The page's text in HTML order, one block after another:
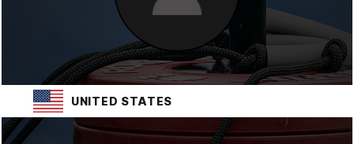
UNITED STATES